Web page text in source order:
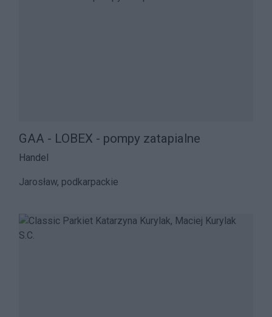
GAA - LOBEX - pompy zatapialne
Handel
Jarosław, podkarpackie